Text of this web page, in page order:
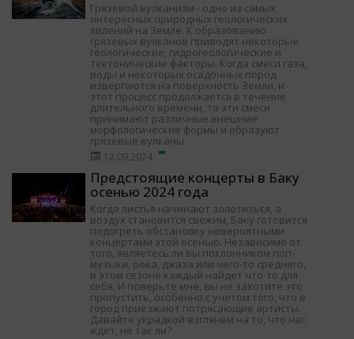
Грязевой вулканизм - одно из самых
интересных природных геологических
явлений на Земле. К образованию
грязевых вулканов приводят некоторые
геологические, гидрогеологические и
тектонические факторы. Когда смеси газа,
воды и некоторых осадочных пород
извергаются на поверхность Земли, и
этот процесс продолжается в течение
длительного времени, то эти смеси
принимают различные внешние
морфологические формы и образуют
грязевые вулканы.
12.09.2024
Предстоящие концерты в Баку
осенью 2024 года
Когда листья начинают золотиться, а
воздух становится свежим, Баку готовится
подогреть обстановку невероятными
концертами этой осенью. Независимо от
того, являетесь ли вы поклонником поп-
музыки, рока, джаза или чего-то среднего,
в этом сезоне каждый найдет что-то для
себя. И поверьте мне, вы не захотите это
пропустить, особенно с учетом того, что в
город приезжают потрясающие артисты.
Давайте украдкой взглянем на то, что нас
ждет, не так ли?